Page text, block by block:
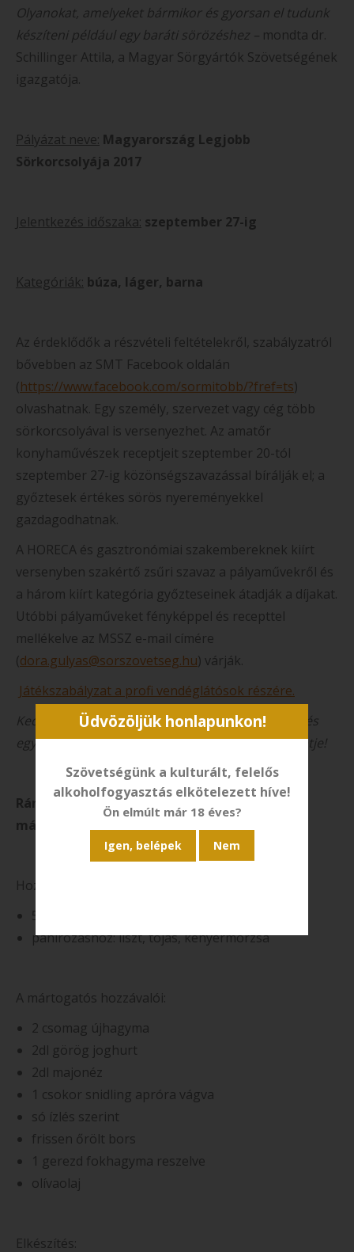
Olyanokat, amelyeket bármikor és gyorsan el tudunk
készíteni például egy baráti sörözéshez – mondta dr.
Schillinger Attila, a Magyar Sörgyártók Szövetségének
igazgatója.
Pályázat neve: Magyarország Legjobb
Sörkorcsolyája 2017
Jelentkezés időszaka: szeptember 27-ig
Kategóriák: búza, láger, barna
Az érdeklődők a részvételi feltételekről, szabályzatról
bővebben az SMT Facebook oldalán
(https://www.facebook.com/sormitobb/?fref=ts)
olvashatnak. Egy személy, szervezet vagy cég több
sörkorcsolyával is versenyezhet. Az amatőr
konyhaművészek receptjeit szeptember 20-tól
szeptember 27-ig közönségszavazással bírálják el; a
győztesek értékes sörös nyereményekkel
gazdagodhatnak.
A HORECA és gasztronómiai szakembereknek kiírt
versenyben szakértő zsűri szavaz a pályaművekről és
a három kiírt kategória győzteseinek átadják a díjakat.
Utóbbi pályaműveket fényképpel és recepttel
mellékelve az MSSZ e-mail címére
(dora.gulyas@sorszovetseg.hu) várják.
Játékszabályzat a profi vendéglátósok részére.
Kedvcsinálónak íme a Sör mi több három remek és
egyszerűen elkészíthető sörkorcsolyájának receptje!
Rántott kovászos uborka snidlinges-fűszeres
mártogatóssal
Hozzávalók:
500g kovászos uborka
panírozáshoz: liszt, tojás, kenyérmorzsa
A mártogatós hozzávalói:
2 csomag újhagyma
2dl görög joghurt
2dl majonéz
1 csokor snidling apróra vágva
só ízlés szerint
frissen őrölt bors
1 gerezd fokhagyma reszelve
olívaolaj
Elkészítés:
Üdvözöljük honlapunkon!
Szövetségünk a kulturált, felelős
alkoholfogyasztás elkötelezett híve!
Ön elmúlt már 18 éves?